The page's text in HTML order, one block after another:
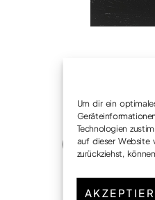
Um dir ein
Technologien
auf dieser Website
zurückziehst,
Wie